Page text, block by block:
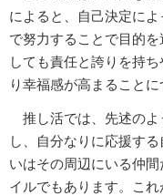
によると、自己決定に
で努力することで目的
しても責任と誇りを持
り幸福感が高まること
推し活では、先述のよ
し、自分なりに応援す
いはその周辺にいる仲
イルでもあります。これ